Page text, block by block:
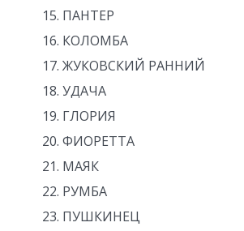
ПАНТЕР
КОЛОМБА
ЖУКОВСКИЙ РАННИЙ
УДАЧА
ГЛОРИЯ
ФИОРЕТТА
МАЯК
РУМБА
ПУШКИНЕЦ